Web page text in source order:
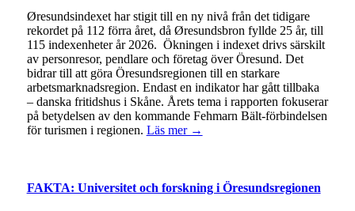
Øresundsindexet har stigit till en ny nivå från det tidigare
rekordet på 112 förra året, då Øresundsbron fyllde 25 år, till
115 indexenheter år 2026. Ökningen i indexet drivs särskilt
av personresor, pendlare och företag över Öresund. Det
bidrar till att göra Öresundsregionen till en starkare
arbetsmarknadsregion. Endast en indikator har gått tillbaka
– danska fritidshus i Skåne. Årets tema i rapporten fokuserar
på betydelsen av den kommande Fehmarn Bält-förbindelsen
för turismen i regionen. Läs mer →
FAKTA: Universitet och forskning i Öresundsregionen